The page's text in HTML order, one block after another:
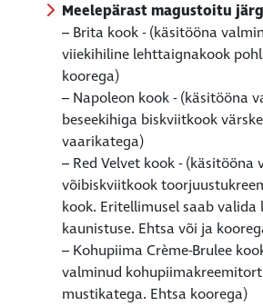
Meelepärast magustoitu
– Brita kook - (käsitööna
viiekihiline lehttaignakook
koorega)
– Napoleon kook - (käsitööna
beseekihiga biskviitkook
vaarikatega)
– Red Velvet kook -
võibiskviitkook
kook. Eritellimusel saab valida
kaunistuse. Ehtsa või ja
– Kohupiima Crème-Brulee
valminud
mustikatega. Ehtsa koorega)